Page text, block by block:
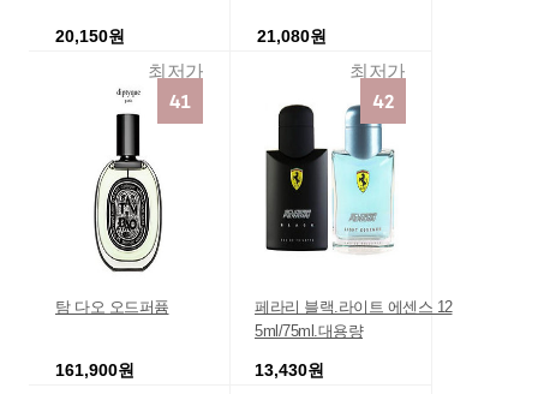
20,150원
최저가
21,080원
최저가
탐 다오 오드퍼퓸
161,900원
페라리 블랙.라이트 에센스 12
5ml/75ml.대용량
13,430원